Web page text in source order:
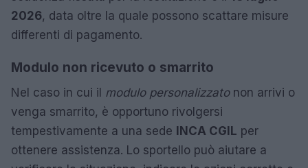
2026, data oltre la quale possono scattare misure
differenti di pagamento.
Modulo non ricevuto o smarrito
Nel caso in cui il modulo personalizzatonon arrivi o
venga smarrito, è opportuno rivolgersi
tempestivamente a una sede INCA CGIL per
ottenere assistenza. Lo sportello può aiutare a